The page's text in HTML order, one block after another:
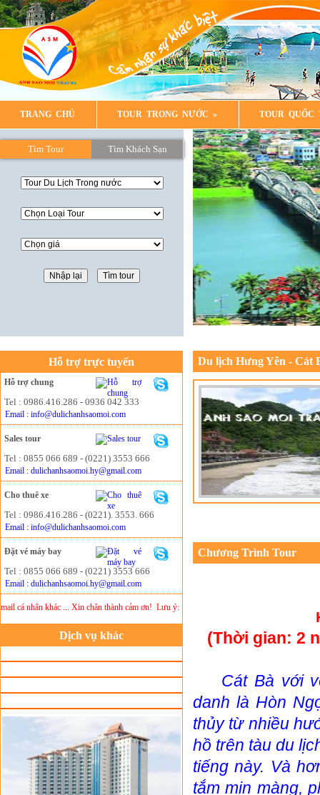
TRANG CHỦ TOUR TRONG NƯỚC » TOUR QUỐC
LIÊN HỆ
Tìm Tour Tìm Khách Sạn
Hỗ trợ trực tuyến
Hỗ trợ chung
Tel : 0986.416.286 - 0936 042 333
Email : info@dulichanhsaomoi.com
Sales tour
Tel : 0855 066 689 - (0221) 3553 666
Email : dulichanhsaomoi.hy@gmail.com
Cho thuê xe
Tel : 0986.416.286 - (0221). 3553. 666
Email : info@dulichanhsaomoi.com
Đặt vé máy bay
Tel : 0855 066 689 - (0221) 3553 666
Email : dulichanhsaomoi.hy@gmail.com
Lưu ý:DU LỊCH ÁNH SAO MỚI
nhân khác ... Xin chân thành cảm ơn!
Dịch vụ khác
Du lịch Hưng Yên - Cát
Chương Trình Tour
(Thời gian: 2
Cát Bà với
danh là Hòn
thủy từ nhiều
hồ trên tàu du
tiếng này. Và
tắm mịn màng,